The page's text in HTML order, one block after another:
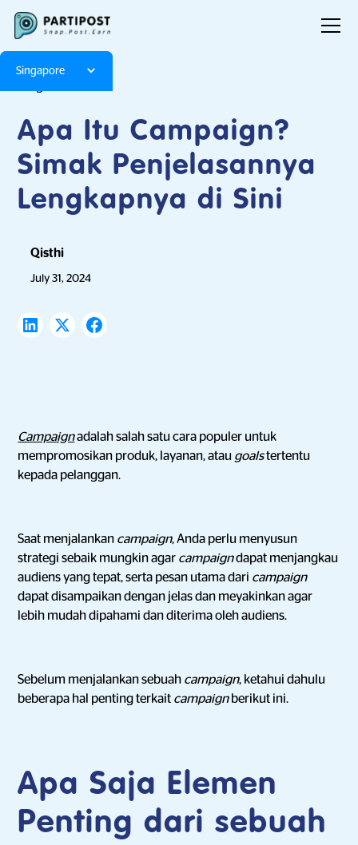
Singapore
Apa Itu Campaign?
Simak Penjelasannya
Lengkapnya di Sini
Qisthi
July 31, 2024
Campaignadalah salah satu cara populer untuk
mempromosikan produk, layanan, atau goalstertentu
kepada pelanggan.
Saat menjalankan campaign, Anda perlu menyusun
strategi sebaik mungkin agar campaigndapat menjangkau
audiens yang tepat, serta pesan utama dari campaign
dapat disampaikan dengan jelas dan meyakinkan agar
lebih mudah dipahami dan diterima oleh audiens.
Sebelum menjalankan sebuah campaign, ketahui dahulu
beberapa hal penting terkait campaign berikut ini.
Apa Saja Elemen
Penting dari sebuah